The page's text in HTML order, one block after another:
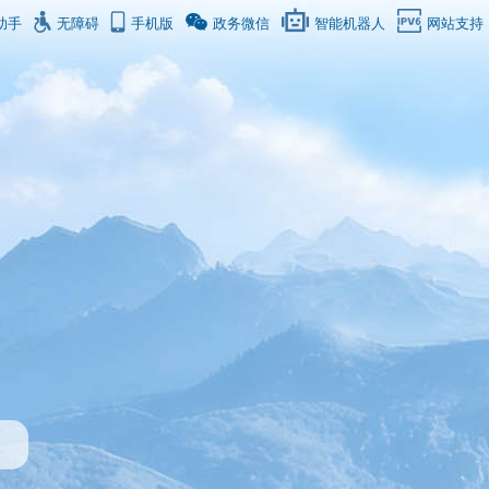
手 无障碍 手机版 政务微信 智能机器人 网站支持